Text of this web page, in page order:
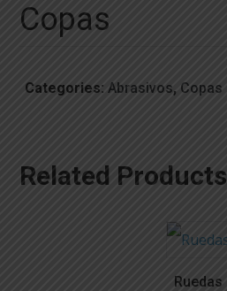
Copas
Categories:Abrasivos, Copas
Related Products
Ruedas